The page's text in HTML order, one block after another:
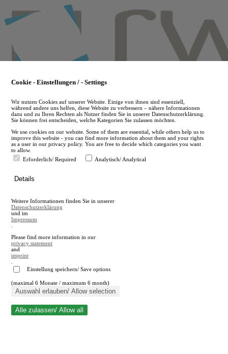
to
main
en
A
A
Suche schließen
Cookie - Einstellungen / - Settings
Wir nutzen Cookies auf unserer Website. Einige von ihnen sind essenziell,
während andere uns helfen, diese Website zu verbessern – nähere Informationen
dazu und zu Ihren Rechten als Nutzer finden Sie in unserer Datenschutzerklärung.
Sie können frei entscheiden, welche Kategorien Sie zulassen möchten.
We use cookies on our website. Some of them are essential, while others help us to
improve this website - you can find more information about them and your rights
as a user in our privacy policy. You are free to decide which categories you want
to allow.
Erforderlich/ Required
Analytisch/ Analytical
Details
Weitere Informationen finden Sie in unserer
Datenschutzerklärung
und im
Impressum
Please find more information in our
privacy statement
and
imprint
Einstellung speichern/ Save options
(maximal 6 Monate / maximum 6 month)
Auswahl erlauben/ Allow selection
Alle zulassen/ Allow all